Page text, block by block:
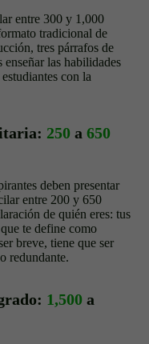
entre 300 y 1,000
tradicional de
tres párrafos de
las habilidades
con la
250 a 650
deben presentar
entre 200 y 650
de quién eres: tus
te define como
breve, tiene que ser
redundante.
1,500 a